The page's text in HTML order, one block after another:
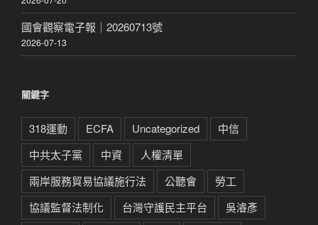
國會觀察電子報｜20260713號
2026-07-13
關鍵字
318運動 ECFA Uncategorized
中信
中共太子黨
中資
人權清單
兩岸服務貿易協議施行法
公聽會
勞工
協議監督法制化
台灣守護民主平台
吳濬彥